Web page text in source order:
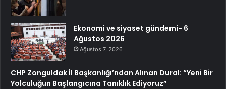
Ekonomi ve siyaset gündemi- 6
Ağustos 2026
Ağustos 7, 2026
CHP Zonguldak İl Başkanlığı’ndan Alınan Dural: “Yeni Bir
Yolculuğun Başlangıcına Tanıklık Ediyoruz”